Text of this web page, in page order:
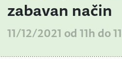
zabavan način
11/12/2021 od 11h do